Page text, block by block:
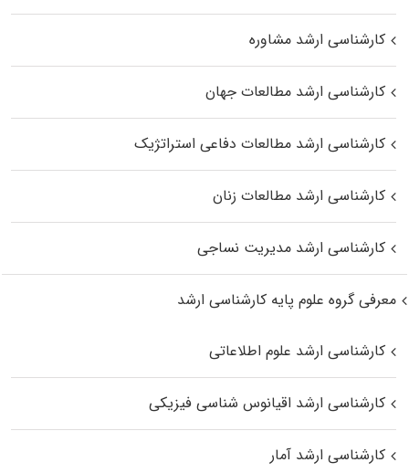
کارشناسی ارشد مشاوره
کارشناسی ارشد مطالعات جهان
کارشناسی ارشد مطالعات دفاعی استراتژیک
کارشناسی ارشد مطالعات زنان
کارشناسی ارشد مدیریت نساجی
معرفی گروه علوم پایه کارشناسی ارشد
کارشناسی ارشد علوم اطلاعاتی
کارشناسی ارشد اقیانوس‌ شناسی فیزیکی
کارشناسی ارشد آمار